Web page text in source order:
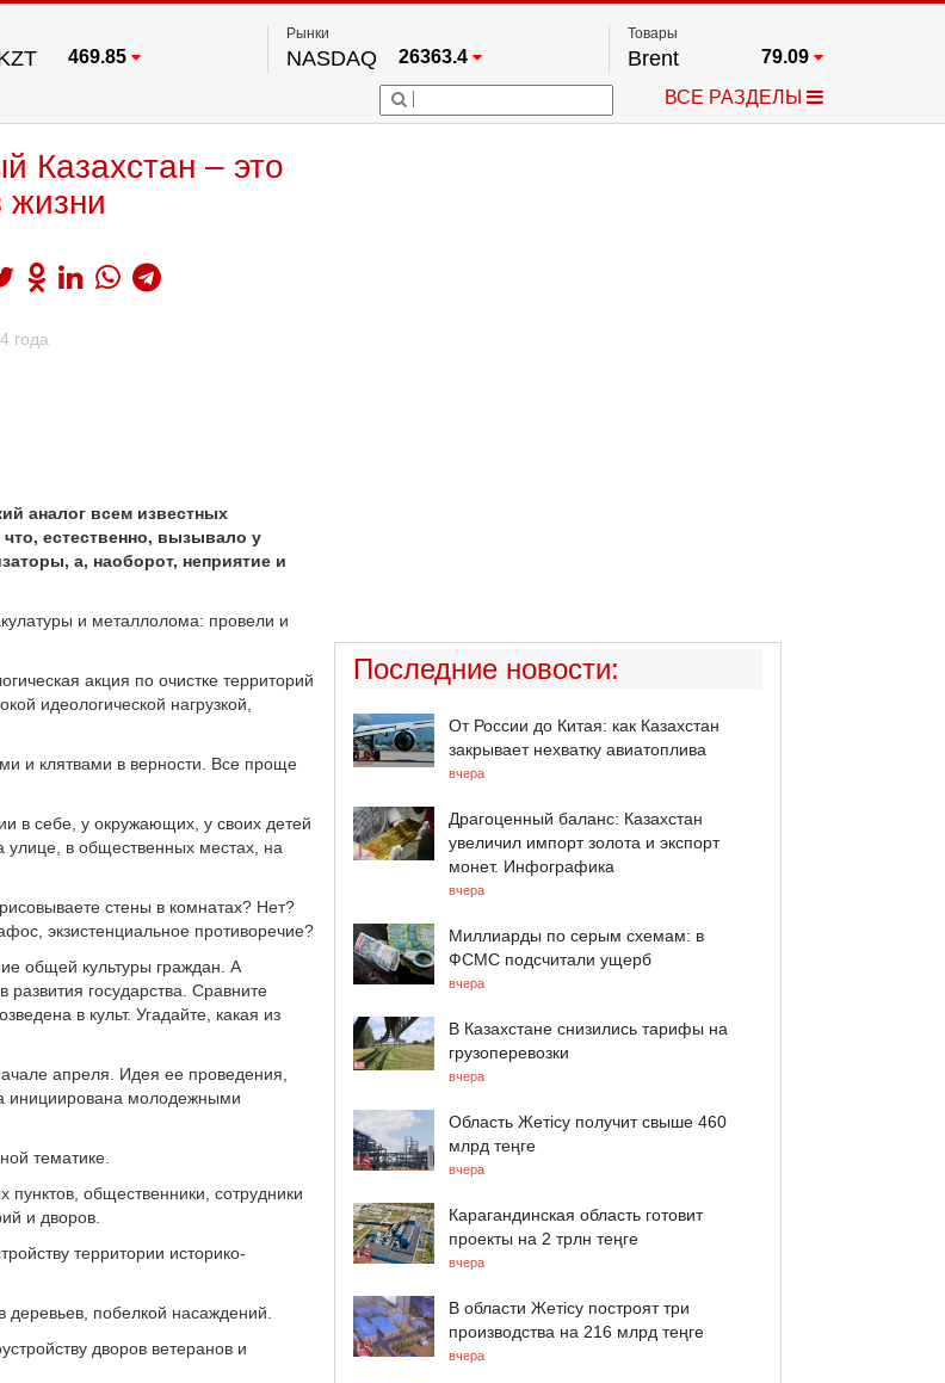
469.85
Рынки
NASDAQ 26363.4
FTSE 100 67.17
54349.1
Товары
Brent 79.09
Платина
2.669
ВСЕ РАЗДЕЛЫ
Казахстан – это
жизни
года
аналог всем известных
естественно, вызывало у
а, наоборот, неприятие и
и металлолома: провели и
акция по очистке территорий
идеологической нагрузкой,
и клятвами в верности. Все проще
в себе, у окружающих, у своих детей
улице, в общественных местах, на
стены в комнатах? Нет?
экзистенциальное противоречие?
общей культуры граждан. А
государства. Сравните
в культ. Угадайте, какая из
апреля. Идея ее проведения,
инициирована молодежными
тематике.
общественники, сотрудники
и дворов.
территории историко-
побелкой насаждений.
дворов ветеранов и
Последние новости:
От России до Китая: как Казахстан
закрывает нехватку авиатоплива
вчера
Драгоценный баланс: Казахстан
увеличил импорт золота и экспорт
монет. Инфографика
вчера
Миллиарды по серым схемам: в
ФСМС подсчитали ущерб
вчера
В Казахстане снизились тарифы на
грузоперевозки
вчера
Область Жетісу получит свыше 460
млрд теңге
вчера
Карагандинская область готовит
проекты на 2 трлн теңге
вчера
В области Жетісу построят три
производства на 216 млрд теңге
вчера